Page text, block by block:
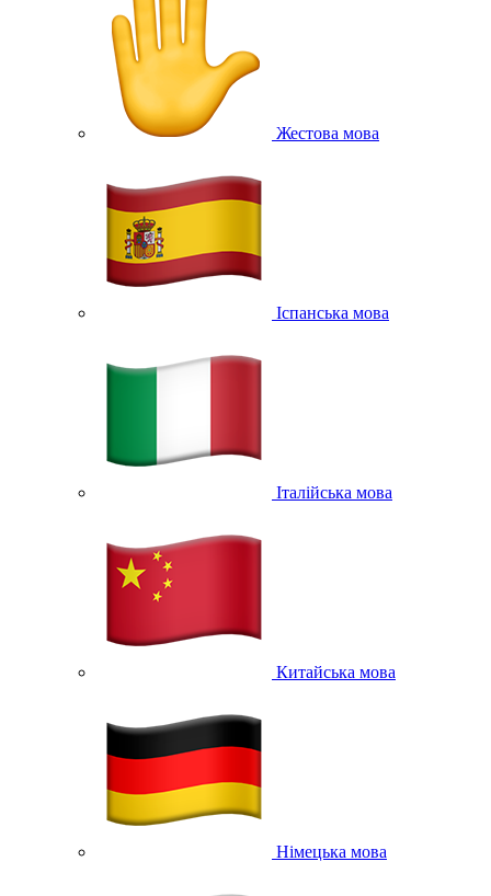
Жестова мова
Іспанська мова
Італійська мова
Китайська мова
Німецька мова